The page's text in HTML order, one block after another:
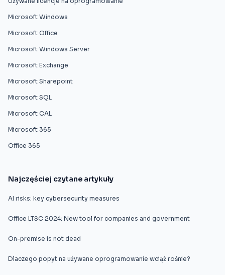
Microsoft Windows
Microsoft Office
Microsoft Windows Server
Microsoft Exchange
Microsoft Sharepoint
Microsoft SQL
Microsoft CAL
Microsoft 365
Office 365
Najczęściej czytane artykuły
AI risks: key cybersecurity measures
Office LTSC 2024: New tool for companies and government
On-premise is not dead
Dlaczego popyt na używane oprogramowanie wciąż rośnie?